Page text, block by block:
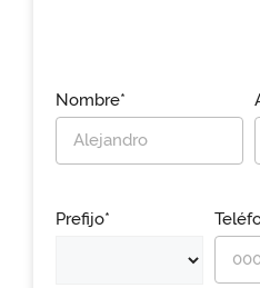
Nombre*
Prefijo*